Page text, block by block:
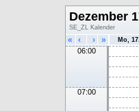
Dezember
SE_ZL Kalender
« ‹ › » Mo,
06:00
07:00